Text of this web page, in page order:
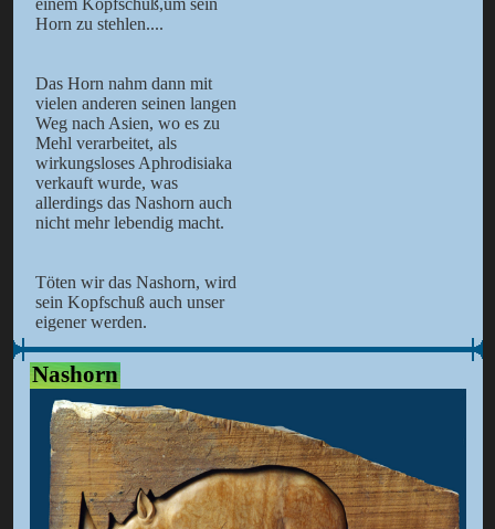
Horn zu stehlen....
Das Horn nahm dann mit
vielen anderen seinen langen
Weg nach Asien, wo es zu
Mehl verarbeitet, als
wirkungsloses Aphrodisiaka
verkauft wurde, was
allerdings das Nashorn auch
nicht mehr lebendig macht.
Töten wir das Nashorn, wird
sein Kopfschuß auch unser
eigener werden.
Nashorn